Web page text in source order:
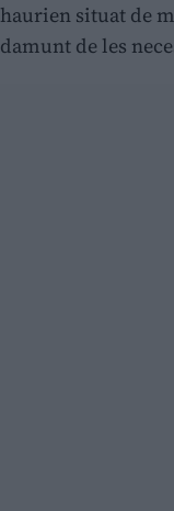
haurien situat de
damunt de les